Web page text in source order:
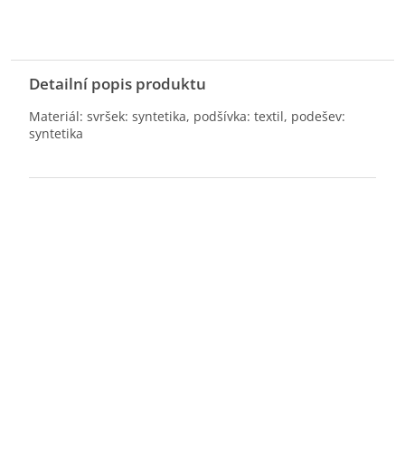
Detailní popis produktu
Materiál: svršek: syntetika, podšívka: textil, podešev:
syntetika